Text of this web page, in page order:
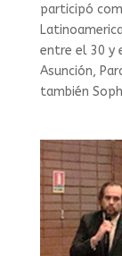
participó
entre el 30 y
Asunción,
también